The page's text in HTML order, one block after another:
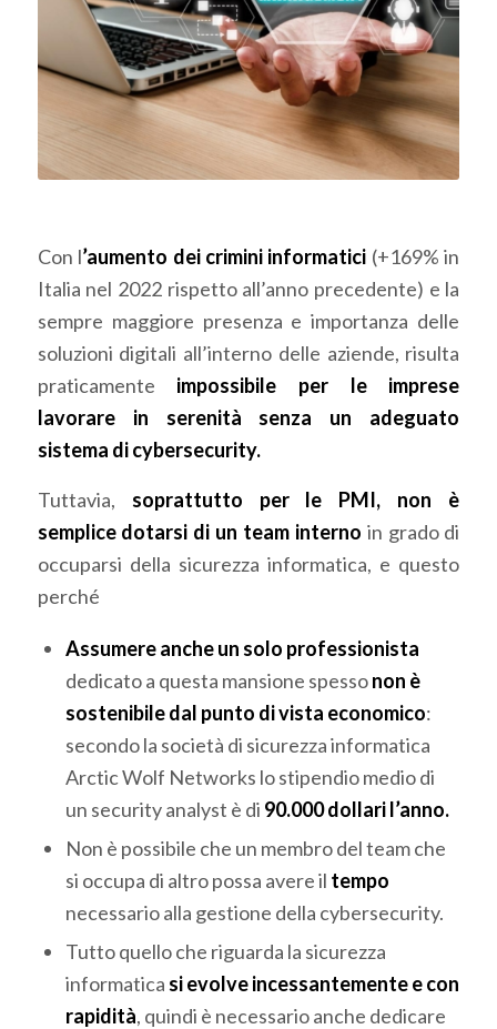
Con l’aumento dei crimini informatici (+169% in
Italia nel 2022 rispetto all’anno precedente) e la
sempre maggiore presenza e importanza delle
soluzioni digitali all’interno delle aziende, risulta
praticamente impossibile per le imprese
lavorare in serenità senza un adeguato
sistema di cybersecurity.
Tuttavia, soprattutto per le PMI, non è
semplice dotarsi di un team interno in grado di
occuparsi della sicurezza informatica, e questo
perché
Assumere anche un solo professionista
dedicato a questa mansione spessonon è
sostenibile dal punto di vista economico:
secondo la società di sicurezza informatica
Arctic Wolf Networks lo stipendio medio di
un security analyst è di 90.000 dollari l’anno.
Non è possibile che un membro del team che
si occupa di altro possa avere il tempo
necessario alla gestione della cybersecurity.
Tutto quello che riguarda la sicurezza
informatica si evolve incessantemente e con
rapidità, quindi è necessario anche dedicare